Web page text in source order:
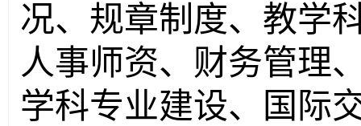
况、规章制度、教学
人事师资、财务管理
学科专业建设、国际